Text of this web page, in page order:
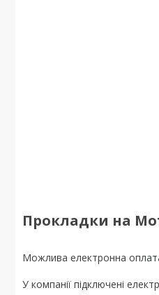
Прокладки на
У компанії підключені